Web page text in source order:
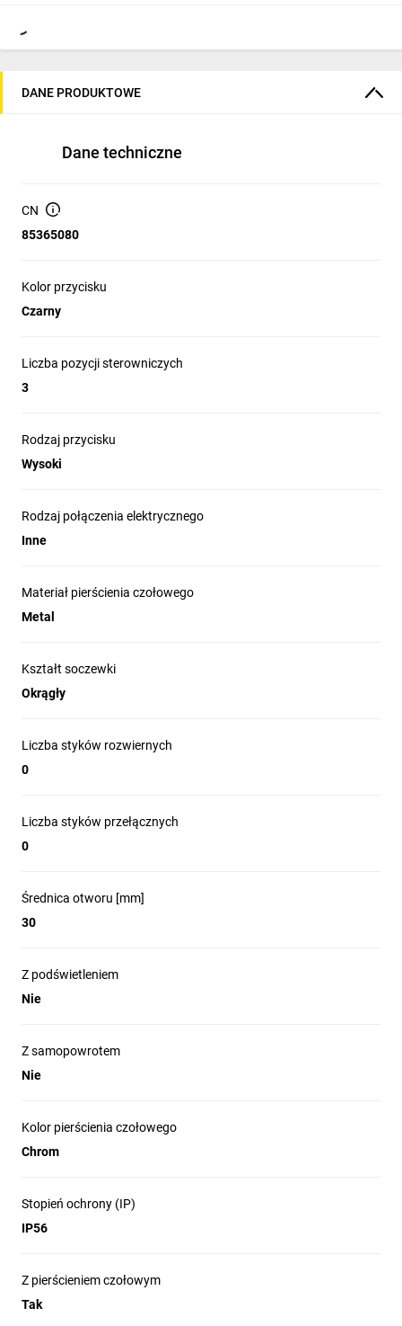
DANE PRODUKTOWE
Dane techniczne
CN
85365080
Kolor przycisku
Czarny
Liczba pozycji sterowniczych
3
Rodzaj przycisku
Wysoki
Rodzaj połączenia elektrycznego
Inne
Materiał pierścienia czołowego
Metal
Kształt soczewki
Okrągły
Liczba styków rozwiernych
0
Liczba styków przełącznych
0
Średnica otworu [mm]
30
Z podświetleniem
Nie
Z samopowrotem
Nie
Kolor pierścienia czołowego
Chrom
Stopień ochrony (IP)
IP56
Z pierścieniem czołowym
Tak